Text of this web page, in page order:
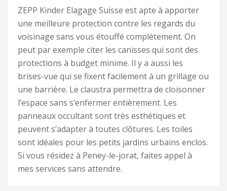
ZEPP Kinder Elagage Suisse est apte à apporter
une meilleure protection contre les regards du
voisinage sans vous étouffé complètement. On
peut par exemple citer les canisses qui sont des
protections à budget minime. Il y a aussi les
brises-vue qui se fixent facilement à un grillage ou
une barrière. Le claustra permettra de cloisonner
l’espace sans s’enfermer entièrement. Les
panneaux occultant sont très esthétiques et
peuvent s’adapter à toutes clôtures. Les toiles
sont idéales pour les petits jardins urbains enclos.
Si vous résidez à Peney-le-jorat, faites appel à
mes services sans attendre.